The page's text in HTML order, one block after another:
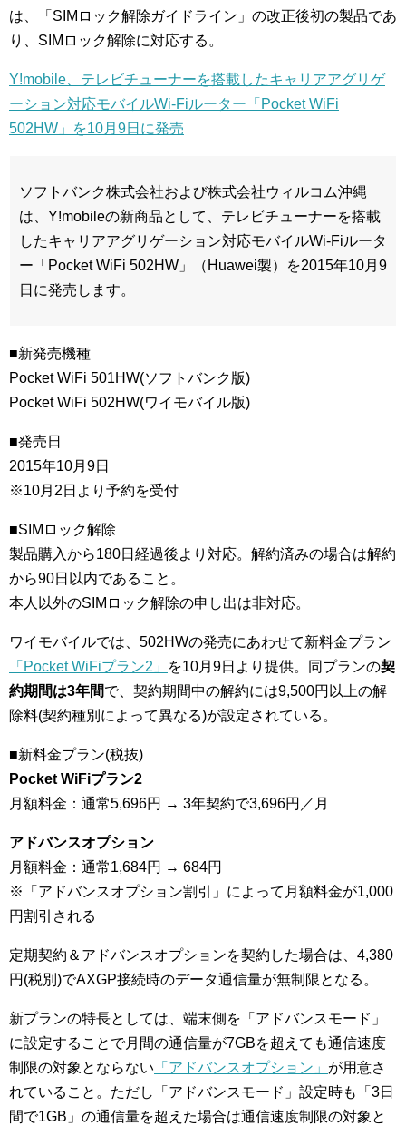
は、「SIMロック解除ガイドライン」の改正後初の製品であ
り、SIMロック解除に対応する。
Y!mobile、テレビチューナーを搭載したキャリアアグリゲ
ーション対応モバイルWi-Fiルーター「Pocket WiFi
502HW」を10月9日に発売
ソフトバンク株式会社および株式会社ウィルコム沖縄
は、Y!mobileの新商品として、テレビチューナーを搭載
したキャリアアグリゲーション対応モバイルWi-Fiルータ
ー「Pocket WiFi 502HW」（Huawei製）を2015年10月9
日に発売します。
■新発売機種
Pocket WiFi 501HW(ソフトバンク版)
Pocket WiFi 502HW(ワイモバイル版)
■発売日
2015年10月9日
※10月2日より予約を受付
■SIMロック解除
製品購入から180日経過後より対応。解約済みの場合は解約
から90日以内であること。
本人以外のSIMロック解除の申し出は非対応。
ワイモバイルでは、502HWの発売にあわせて新料金プラン
「Pocket WiFiプラン2」
を10月9日より提供。同プランの契
約期間は3年間で、契約期間中の解約には9,500円以上の解
除料(契約種別によって異なる)が設定されている。
■新料金プラン(税抜)
Pocket WiFiプラン2
月額料金：通常5,696円 → 3年契約で3,696円／月
アドバンスオプション
月額料金：通常1,684円 → 684円
※「アドバンスオプション割引」によって月額料金が1,000
円割引される
定期契約＆アドバンスオプションを契約した場合は、4,380
円(税別)でAXGP接続時のデータ通信量が無制限となる。
新プランの特長としては、端末側を「アドバンスモード」
に設定することで月間の通信量が7GBを超えても通信速度
制限の対象とならない 「アドバンスオプション」 が用意さ
れていること。ただし「アドバンスモード」設定時も「3日
間で1GB」の通信量を超えた場合は通信速度制限の対象と